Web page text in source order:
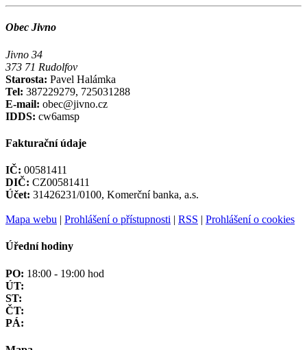
Obec Jivno
Jivno 34
373 71 Rudolfov
Starosta: Pavel Halámka
Tel: 387229279, 725031288
E-mail: obec@jivno.cz
IDDS: cw6amsp
Fakturační údaje
IČ: 00581411
DIČ: CZ00581411
Účet: 31426231/0100, Komerční banka, a.s.
Mapa webu | Prohlášení o přístupnosti | RSS | Prohlášení o cookies
Úřední hodiny
PO: 18:00 - 19:00 hod
ÚT:
ST:
ČT:
PÁ: